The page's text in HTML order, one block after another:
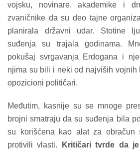
vojsku, novinare, akademike i
zvaničnike da su deo tajne
planirala državni udar. Stotine
suđenja su trajala godinama.
pokušaj svrgavanja Erdogana i
njima su bili i neki od najviših vojnih
opozicioni političari.
Međutim, kasnije su se mnoge
brojni smatraju da su suđenja bila
su korišćena kao alat za
protivili vlasti.
Kritičari tvrde da